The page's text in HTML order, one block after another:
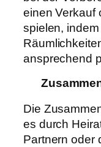
einen Verkauf
spielen,
ansprechend
Die
es durch
Partnern oder